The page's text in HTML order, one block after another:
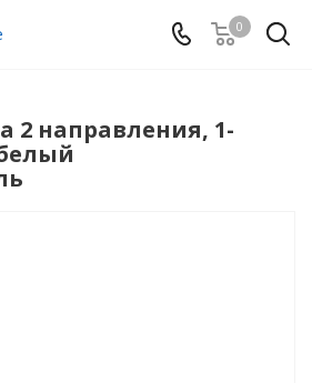
0
2 направления, 1-